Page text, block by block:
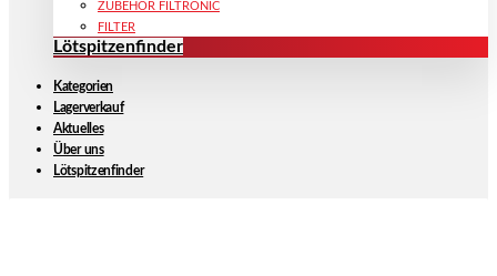
ZUBEHÖR FILTRONIC
FILTER
Lötspitzenfinder
Kategorien
Lagerverkauf
Aktuelles
Über uns
Lötspitzenfinder